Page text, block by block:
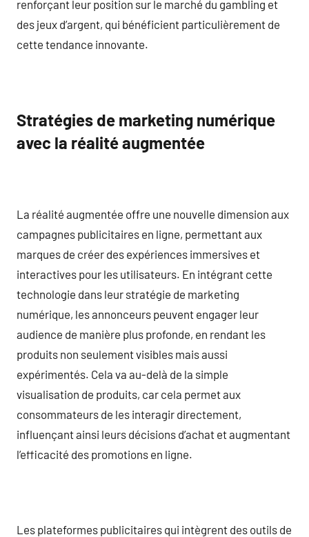
renforçant leur position sur le marché du gambling et
des jeux d’argent, qui bénéficient particulièrement de
cette tendance innovante.
Stratégies de marketing numérique
avec la réalité augmentée
La réalité augmentée offre une nouvelle dimension aux
campagnes publicitaires en ligne, permettant aux
marques de créer des expériences immersives et
interactives pour les utilisateurs. En intégrant cette
technologie dans leur stratégie de marketing
numérique, les annonceurs peuvent engager leur
audience de manière plus profonde, en rendant les
produits non seulement visibles mais aussi
expérimentés. Cela va au-delà de la simple
visualisation de produits, car cela permet aux
consommateurs de les interagir directement,
influençant ainsi leurs décisions d’achat et augmentant
l’efficacité des promotions en ligne.
Les plateformes publicitaires qui intègrent des outils de